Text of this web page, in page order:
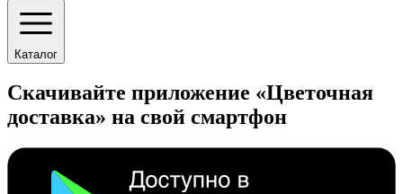
Каталог
Скачивайте приложение «Цветочная
доставка» на свой смартфон